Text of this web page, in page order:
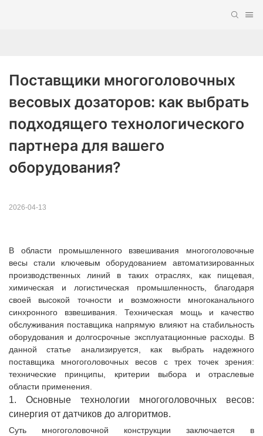
Поставщики многоголовочных
весовых дозаторов: как выбрать
подходящего технологического
партнера для вашего
оборудования?
2026-04-13
В области промышленного взвешивания многоголовочные
весы стали ключевым оборудованием автоматизированных
производственных линий в таких отраслях, как пищевая,
химическая и логистическая промышленность, благодаря
своей высокой точности и возможности многоканального
синхронного взвешивания. Техническая мощь и качество
обслуживания поставщика напрямую влияют на стабильность
оборудования и долгосрочные эксплуатационные расходы. В
данной статье анализируется, как выбрать надежного
поставщика многоголовочных весов с трех точек зрения:
технические принципы, критерии выбора и отраслевые
области применения.
1. Основные технологии многоголовочных весов:
синергия от датчиков до алгоритмов.
Суть многоголовочной конструкции заключается в